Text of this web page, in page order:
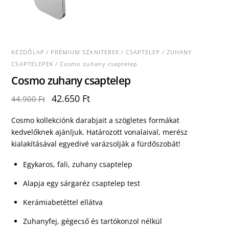
KEZDŐLAP / PRÉMIUM SZANITEREK /CSAPTELEP / ZUHANY
CSAPTELEPEK / Cosmo zuhany csaptelep
Cosmo zuhany csaptelep
44.900Ft
Original
was:
44.900 Ft.
42.650 FtCurrent
is:
42.650 Ft.
Cosmo kollekciónk darabjait a szögletes formákat
kedvelőknek ajánljuk. Határozott vonalaival, merész
kialakításával egyedivé varázsolják a fürdőszobát!
Egykaros, fali, zuhany csaptelep
Alapja egy sárgaréz csaptelep test
Kerámiabetéttel ellátva
Zuhanyfej, gégecső és tartókonzol nélkül